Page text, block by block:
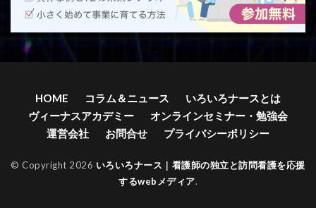
HOME コラム＆ニュース
いろいろナースとは
ヴィーナスアカデミー
オンラインセミナー・勉強会
運営会社
お問合せ プライバシーポリシー
© Copyright 2026 いろいろナース｜看護師の独立と訪問看護を応援
するwebメディア.